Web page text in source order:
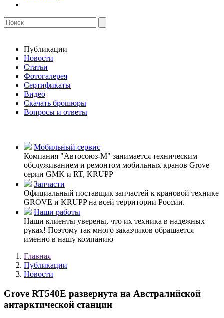
Публикации
Новости
Статьи
Фотогалерея
Сертификаты
Видео
Скачать брошюры
Вопросы и ответы
Мобильный сервис
Компания "Автосоюз-М" занимается техническим
обслуживанием и ремонтом мобильных кранов Grove
серии GMK и RT, KRUPP
Запчасти
Официальный поставщик запчастей к крановой технике
GROVE и KRUPP на всей территории России.
Наши работы
Наши клиенты уверены, что их техника в надежных
руках! Поэтому так много заказчиков обращается
именно в нашу компанию
Главная
Публикации
Новости
Grove RT540E развернута на Австралийской
антарктической станции